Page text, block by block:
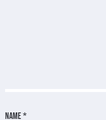
Name*